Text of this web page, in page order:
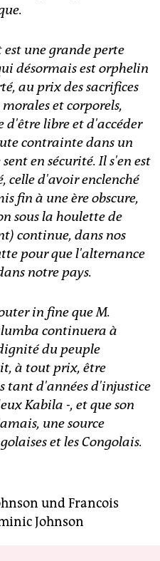
une grande perte
désormais est orphelin
au prix des sacrifices
et corporels,
d'être libre et d'accéder
contrainte dans un
en sécurité. Il s'en est
celle d'avoir enclenché
fin à une ère obscure,
sous la houlette de
continue, dans nos
pour que l'alternance
notre pays.
in fine que M.
continuera à
du peuple
à tout prix, être
tant d'années d'injustice
Kabila -, et que son
une source
et les Congolais.
und Francois
Johnson